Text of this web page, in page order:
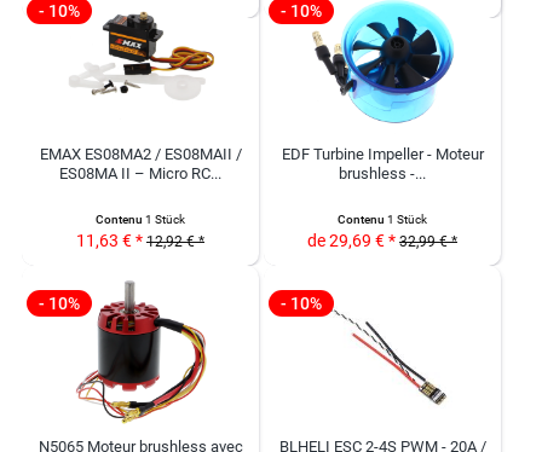
- 10%
EMAX ES08MA2 / ES08MAII /
ES08MA II – Micro RC...
Contenu 1 Stück
11,63 € * 12,92 € *
- 10%
EDF Turbine Impeller - Moteur
brushless -...
Contenu 1 Stück
de 29,69 € * 32,99 € *
- 10%
N5065 Moteur brushless avec
- 10%
BLHELI ESC 2-4S PWM - 20A /